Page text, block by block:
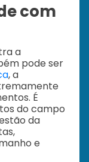
com
a
pode ser
, a
É
do campo
da
e